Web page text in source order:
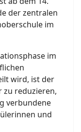
der zentralen
im
im
wird, ist der
zu reduzieren,
verbundene
und